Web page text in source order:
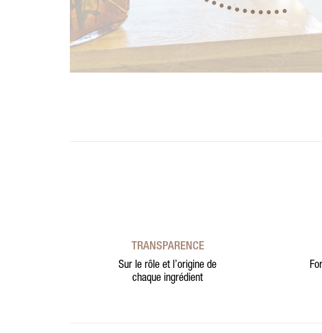
TRANSPARENCE
Sur le rôle et l’origine de
chaque ingrédient